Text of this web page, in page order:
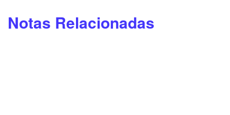
Notas Relacionadas